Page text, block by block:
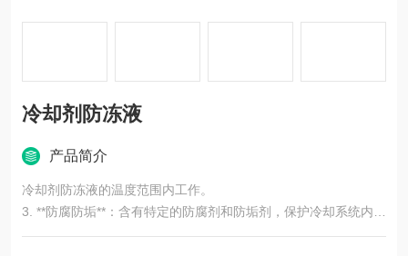
冷却剂防冻液
产品简介
冷却剂防冻液的温度范围内工作。
3. **防腐防垢**：含有特定的防腐剂和防垢剂，保护冷却系统内的
金属部件不受腐蚀，减少水垢的形成。